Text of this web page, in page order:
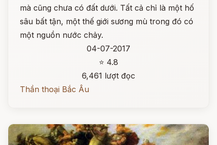
mà cũng chưa có đất dưới. Tất cả chỉ là một hố
sâu bất tận, một thế giới sương mù trong đó có
một nguồn nước chảy.
04-07-2017
⭐ 4.8
6,461 lượt đọc
Thần thoại Bắc Âu